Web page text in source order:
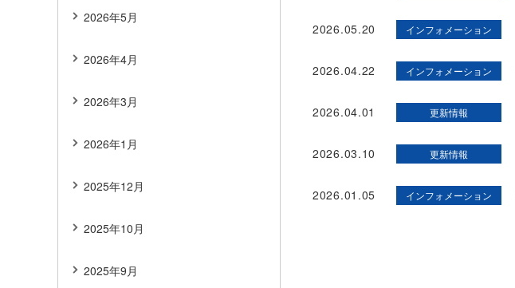
2026.05.20 インフォメーション
2026.04.22 インフォメーション
2026.04.01 更新情報
2026.03.10 更新情報
2026.01.05 インフォメーション
2026年5月
2026年4月
2026年3月
2026年1月
2025年12月
2025年10月
2025年9月